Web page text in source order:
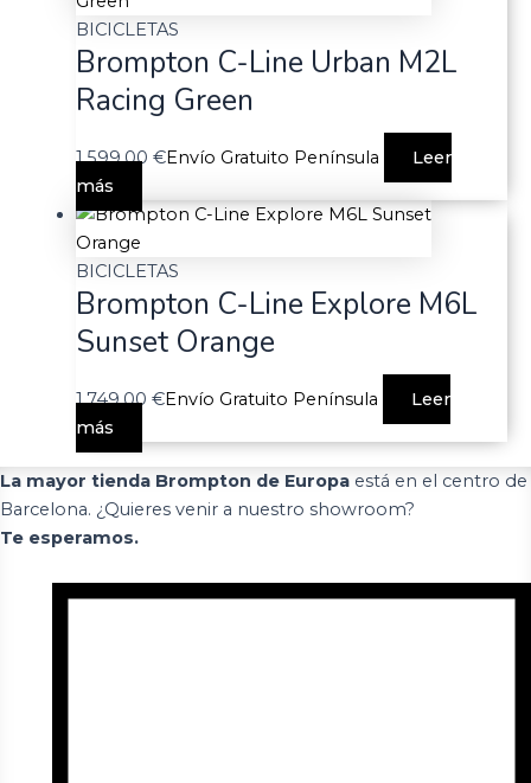
BICICLETAS
Brompton C-Line Urban M2L
Racing Green
1.599,00 €Envío Gratuito Península
Leer
más
BICICLETAS
Brompton C-Line Explore M6L
Sunset Orange
1.749,00 €Envío Gratuito Península
Leer
más
La mayor tienda Brompton de Europa está en el centro de
Barcelona. ¿Quieres venir a nuestro showroom?
Te esperamos.